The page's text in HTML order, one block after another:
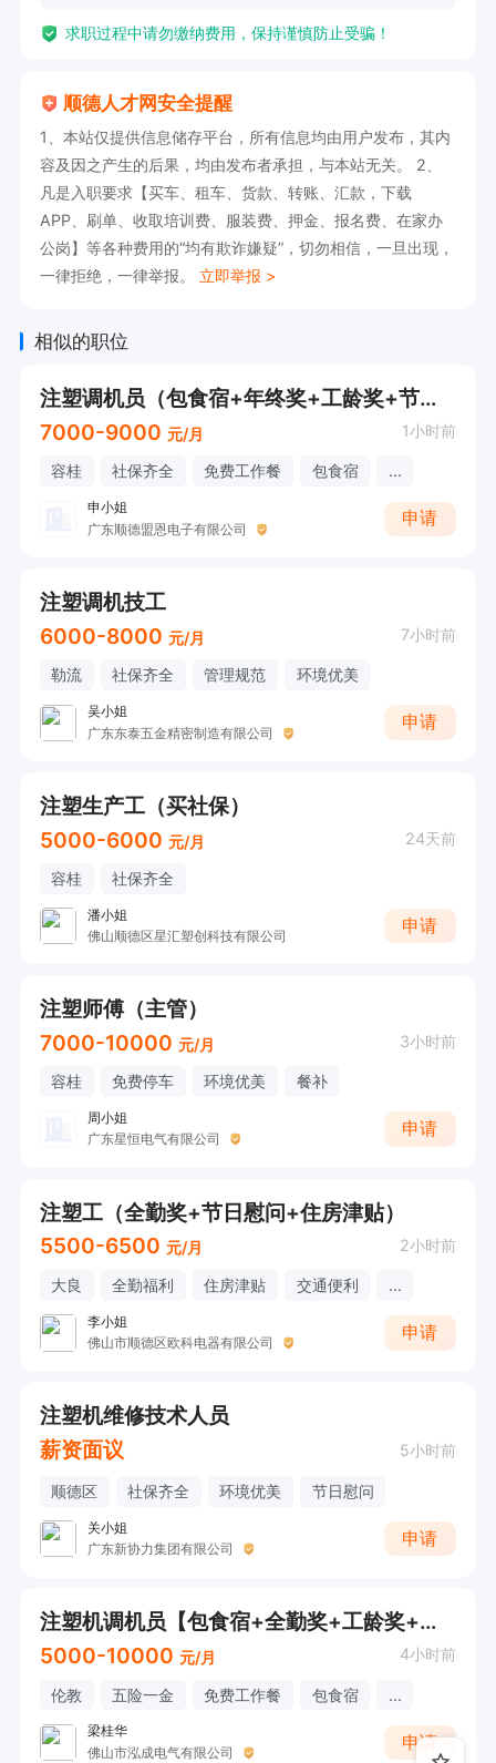
求职过程中请勿缴纳费用，保持谨慎防止受骗！
顺德人才网安全提醒
1、本站仅提供信息储存平台，所有信息均由用户发布，其内
容及因之产生的后果，均由发布者承担，与本站无关。 2、
凡是入职要求【买车、租车、货款、转账、汇款，下载
APP、刷单、收取培训费、服装费、押金、报名费、在家办
公岗】等各种费用的“均有欺诈嫌疑”，切勿相信，一旦出现，
一律拒绝，一律举报。 立即举报 >
相似的职位
注塑调机员（包食宿+年终奖+工龄奖+节日慰问）
7000-9000 元/月 1小时前
容桂 社保齐全 免费工作餐 包食宿 ...
申小姐
广东顺德盟恩电子有限公司
申请
注塑调机技工
6000-8000 元/月 7小时前
勒流 社保齐全 管理规范 环境优美
吴小姐
广东东泰五金精密制造有限公司
申请
注塑生产工（买社保）
5000-6000 元/月 24天前
容桂 社保齐全
潘小姐
佛山顺德区星汇塑创科技有限公司
申请
注塑师傅（主管）
7000-10000 元/月 3小时前
容桂 免费停车 环境优美 餐补
周小姐
广东星恒电气有限公司
申请
注塑工（全勤奖+节日慰问+住房津贴）
5500-6500 元/月 2小时前
大良 全勤福利 住房津贴 交通便利 ...
李小姐
佛山市顺德区欧科电器有限公司
申请
注塑机维修技术人员
薪资面议
5小时前
顺德区 社保齐全 环境优美 节日慰问
关小姐
广东新协力集团有限公司
申请
注塑机调机员【包食宿+全勤奖+工龄奖+加班补贴】
5000-10000 元/月 4小时前
伦教 五险一金 免费工作餐 包食宿 ...
梁桂华
佛山市泓成电气有限公司
申请